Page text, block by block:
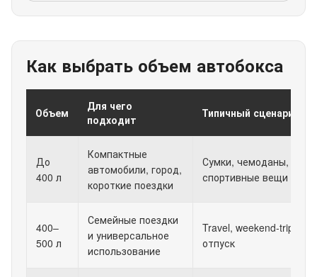
Как выбрать объем автобокса
Объем
Для чего
подходит
Типичный сценарий
До
400 л
Компактные
автомобили, город,
короткие поездки
Сумки, чемоданы,
спортивные вещи
400–
500 л
Семейные поездки
и универсальное
использование
Travel, weekend-trip,
отпуск